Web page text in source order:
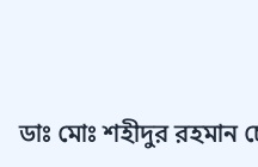
ডাঃ মোঃ শহীদুর রহমান